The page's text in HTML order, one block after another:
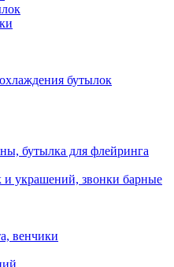
бутылок
бутылка для флейринга
и украшений, звонки барные
венчики